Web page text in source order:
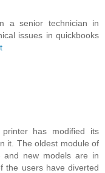
a senior technician in
issues in quickbooks
has modified its
it. The oldest module of
and new models are in
the users have diverted